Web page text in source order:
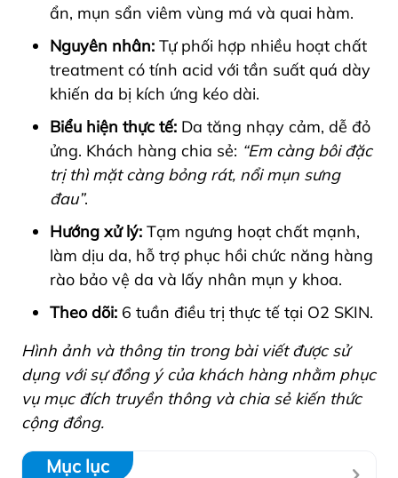
ẩn, mụn sẩn viêm vùng má và quai hàm.
Nguyên nhân: Tự phối hợp nhiều hoạt chất
treatment có tính acid với tần suất quá dày
khiến da bị kích ứng kéo dài.
Biểu hiện thực tế: Da tăng nhạy cảm, dễ đỏ
ửng. Khách hàng chia sẻ: “Em càng bôi đặc
trị thì mặt càng bỏng rát, nổi mụn sưng
đau”.
Hướng xử lý: Tạm ngưng hoạt chất mạnh,
làm dịu da, hỗ trợ phục hồi chức năng hàng
rào bảo vệ da và lấy nhân mụn y khoa.
Theo dõi: 6 tuần điều trị thực tế tại O2 SKIN.
Hình ảnh và thông tin trong bài viết được sử
dụng với sự đồng ý của khách hàng nhằm phục
vụ mục đích truyền thông và chia sẻ kiến thức
cộng đồng.
Mục lục